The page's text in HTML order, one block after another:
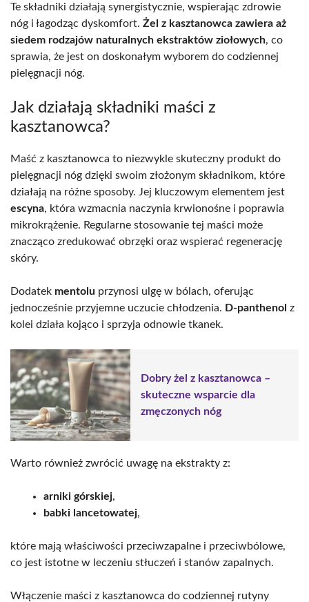
Te składniki działają synergistycznie, wspierając zdrowie
nóg i łagodząc dyskomfort. Żel z kasztanowca zawiera aż
siedem rodzajów naturalnych ekstraktów ziołowych, co
sprawia, że jest on doskonałym wyborem do codziennej
pielęgnacji nóg.
Jak działają składniki maści z
kasztanowca?
Maść z kasztanowca to niezwykle skuteczny produkt do
pielęgnacji nóg dzięki swoim złożonym składnikom, które
działają na różne sposoby. Jej kluczowym elementem jest
escyna, która wzmacnia naczynia krwionośne i poprawia
mikrokrążenie. Regularne stosowanie tej maści może
znacząco zredukować obrzęki oraz wspierać regenerację
skóry.
Dodatek mentolu przynosi ulgę w bólach, oferując
jednocześnie przyjemne uczucie chłodzenia. D-panthenol z
kolei działa kojąco i sprzyja odnowie tkanek.
Dobry żel z kasztanowca –
skuteczne wsparcie dla
zmęczonych nóg
Warto również zwrócić uwagę na ekstrakty z:
arniki górskiej,
babki lancetowatej,
które mają właściwości przeciwzapalne i przeciwbólowe,
co jest istotne w leczeniu stłuczeń i stanów zapalnych.
Włączenie maści z kasztanowca do codziennej rutyny